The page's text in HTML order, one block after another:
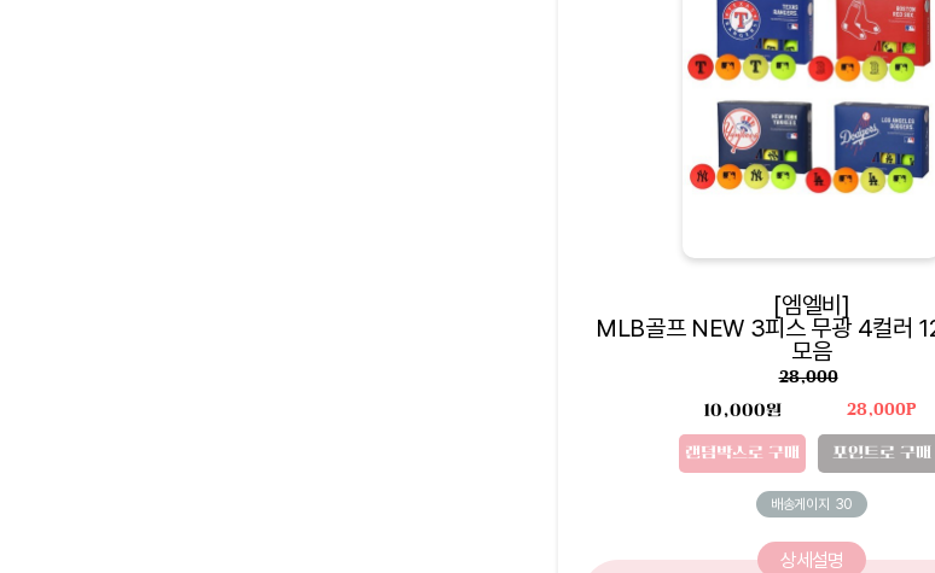
[엠엘비]
MLB골프 NEW 3피스 무광 4컬러
모음
28,000
10,000원
랜덤박스로 구매
28,000P
포인트로 구매
배송게이지 30
상세설명